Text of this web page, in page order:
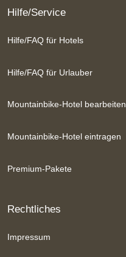
Hilfe/Service
Hilfe/FAQ für Hotels
Hilfe/FAQ für Urlauber
Mountainbike-Hotel bearbeiten
Mountainbike-Hotel eintragen
Premium-Pakete
Rechtliches
Impressum